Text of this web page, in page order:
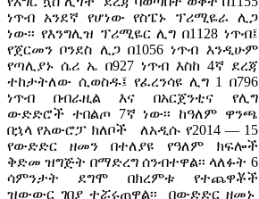
ነጥብ አንደኛ የሆነው የስፔኑ ፕሪሚዬራ ሊጋ
ነው፡፡ የእንግሊዝ ፕሪሚዬር ሊግ በ1128 ነጥብ፤
የጀርመን ቦንደስ ሊጋ በ1056 ነጥብ እንዲሁም
የጣሊያኑ ሴሪ ኤ በ927 ነጥብ እስከ 4ኛ ደረጃ
ተከታትለው ሲወስዱ፤ የፈረንሳዩ ሊግ 1 በ796
ነጥብ በብራዚል እና በአርጀንቲና የሊግ
ውድድሮች ተበልጦ 7ኛ ነው፡፡ ከዓለም ዋንጫ
በኋላ የአውሮፓ ክለቦች ለአዲሱ የ2014 — 15
የውድድር ዘመን በተለያዩ የዓለም ክፍሎች
ቅድመ ዝግጅት በማድረግ ሰንብተዋል፡፡ ላለፉት 6
ሳምንታት ደግሞ በክረምቱ የተጨዋቾች
ዝውውር ገበያ ተሯሩጠዋል፡፡ በውድድር ዘመኑ